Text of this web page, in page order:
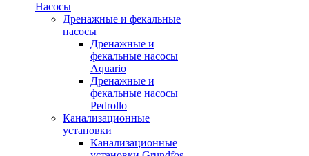
Насосы
Дренажные и фекальные
насосы
Дренажные и
фекальные насосы
Aquario
Дренажные и
фекальные насосы
Pedrollo
Канализационные
установки
Канализационные